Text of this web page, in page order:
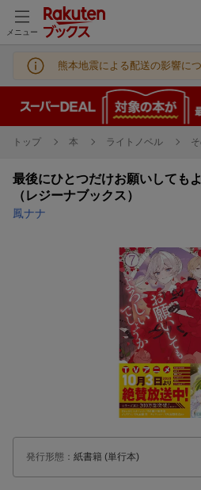
メニュー
熊本地震による配送の影響に
トップ 本 ライトノベル
最後にひとつだけお願いしても
（レジーナブックス）
鳳ナナ
発行形態 ： 紙書籍 (単行本)